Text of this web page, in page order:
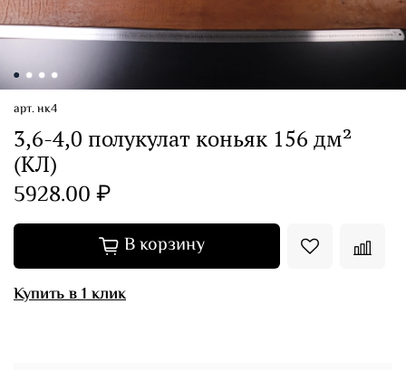
арт.нк4
3,6-4,0 полукулат коньяк 156 дм²
(КЛ)
5928.00 ₽
В корзину
Купить в 1 клик